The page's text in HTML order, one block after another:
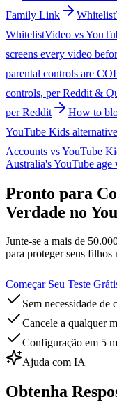
Family Link
WhitelistVideo vs
screens every video
parental controls are
controls, per Reddit &
per Reddit
How to
YouTube Kids
Accounts vs YouTube
Australia's YouTube
Pronto para
Verdade no
Junte-se a mais de
para proteger seus filhos
Começar Seu Teste
Sem necessidade de
Cancele a qualquer
Configuração em 5
Ajuda com IA
Obtenha